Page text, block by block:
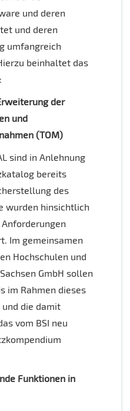
und deren
und deren
umfangreich
beinhaltet das
der
und
(TOM)
sind in Anlehnung
bereits
des
wurden hinsichtlich
Im gemeinsamen
Hochschulen und
GmbH sollen
im Rahmen dieses
die damit
vom BSI neu
Funktionen in